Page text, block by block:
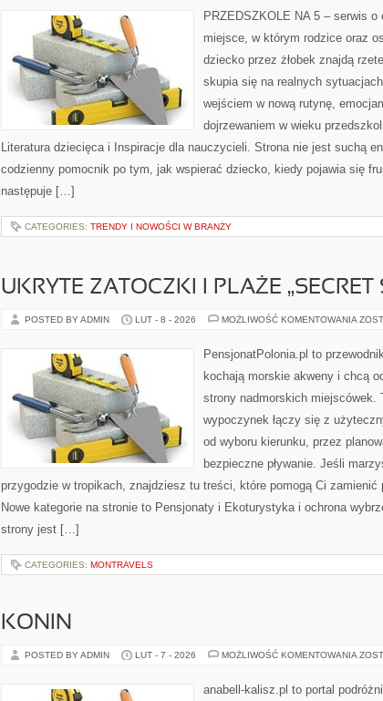
PRZEDSZKOLE NA 5 – serwis o
miejsce, w którym rodzice oraz
dziecko przez żłobek znajdą
skupia się na realnych
wejściem w nową rutynę,
dojrzewaniem w wieku
Literatura dziecięca i Inspiracje dla nauczycieli. Strona nie jest suchą
codzienny pomocnik po tym, jak wspierać dziecko, kiedy pojawia się
następuje […]
CATEGORIES: TRENDY I NOWOŚCI W BRANŻY
UKRYTE ZATOCZKI I PLAŻE „SECRET
POSTED BY ADMIN LUT - 8 - 2026 MOŻLIWOŚĆ KOMENTOWANIA
PLAŻE
PensjonatPolonia.pl to
kochają morskie akweny i chcą
strony nadmorskich miejscówek.
wypoczynek łączy się z
od wyboru kierunku, przez
bezpieczne pływanie. Jeśli
przygodzie w tropikach, znajdziesz tu treści, które pomogą Ci zamienić
Nowe kategorie na stronie to Pensjonaty i Ekoturystyka i ochrona
strony jest […]
CATEGORIES: MONTRAVELS
KONIN
POSTED BY ADMIN LUT - 7 - 2026 MOŻLIWOŚĆ KOMENTOWANIA
anabell-kalisz.pl to portal